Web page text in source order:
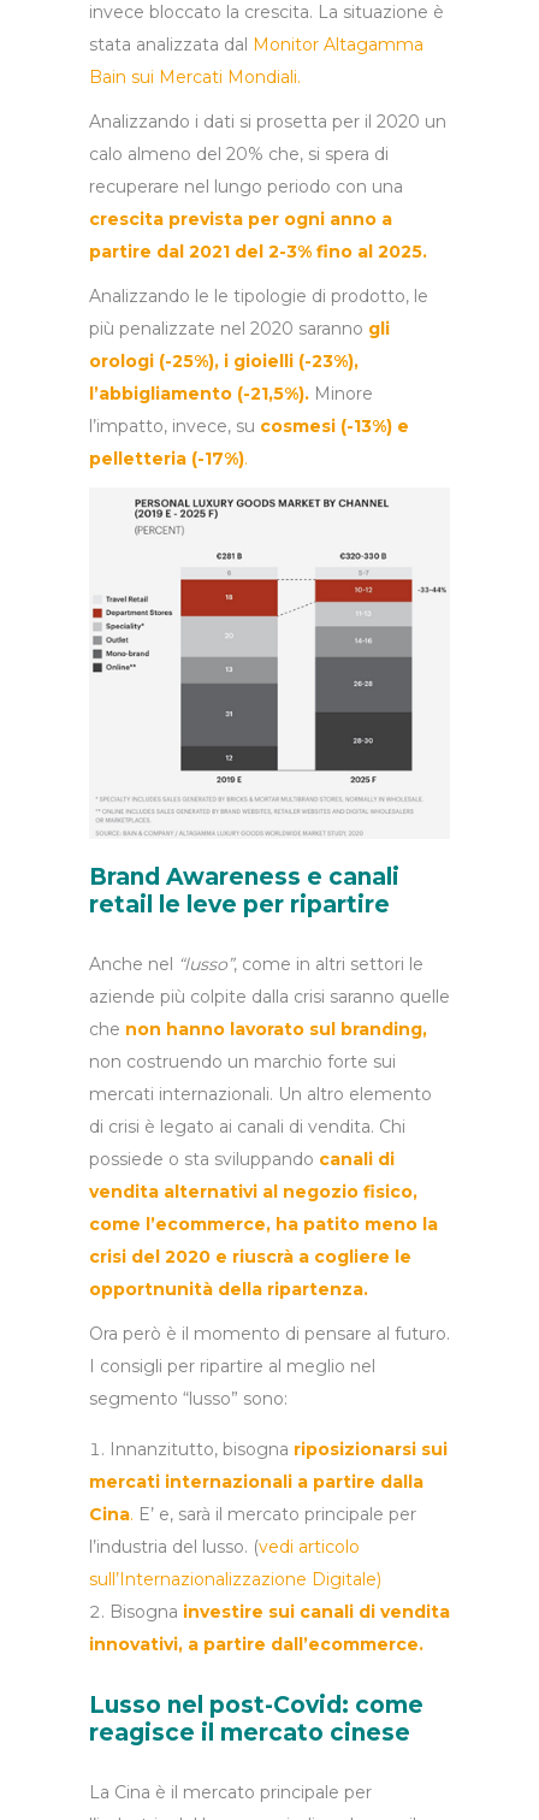
invece bloccato la crescita. La situazione è
stata analizzata dal
Monitor Altagamma
Bain sui Mercati Mondiali.
Analizzando i dati si prosetta per il 2020 un
calo almeno del 20% che, si spera di
recuperare nel lungo periodo con una
crescita prevista per ogni anno a
partire dal 2021 del 2-3% fino al 2025.
Analizzando le le tipologie di prodotto, le
più penalizzate nel 2020 saranno gli
orologi (-25%), i gioielli (-23%),
l’abbigliamento (-21,5%). Minore
l’impatto, invece, su cosmesi (-13%) e
pelletteria (-17%).
Brand Awareness e canali
retail le leve per ripartire
Anche nel “lusso”, come in altri settori le
aziende più colpite dalla crisi saranno quelle
che non hanno lavorato sul branding,
non costruendo un marchio forte sui
mercati internazionali. Un altro elemento
di crisi è legato ai canali di vendita. Chi
possiede o sta sviluppando canali di
vendita alternativi al negozio fisico,
come l’ecommerce, ha patito meno la
crisi del 2020 e riuscrà a cogliere le
opportnunità della ripartenza.
Ora però è il momento di pensare al futuro.
I consigli per ripartire al meglio nel
segmento “lusso” sono:
Innanzitutto, bisogna riposizionarsi sui
mercati internazionali a partire dalla
Cina. E’ e, sarà il mercato principale per
l’industria del lusso. (vedi articolo
sull’ Internazionalizzazione Digitale)
Bisogna investire sui canali di vendita
innovativi, a partire dall’ecommerce.
Lusso nel post-Covid: come
reagisce il mercato cinese
La Cina è il mercato principale per